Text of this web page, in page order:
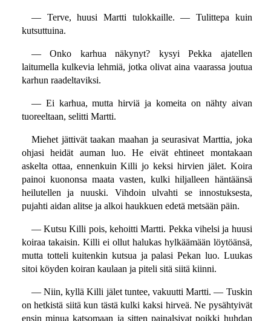
— Terve, huusi Martti tulokkaille. — Tulittepa kuin
kutsuttuina.
— Onko karhua näkynyt? kysyi Pekka ajatellen
laitumella kulkevia lehmiä, jotka olivat aina vaarassa joutua
karhun raadeltaviksi.
— Ei karhua, mutta hirviä ja komeita on nähty aivan
tuoreeltaan, selitti Martti.
Miehet jättivät taakan maahan ja seurasivat Marttia, joka
ohjasi heidät auman luo. He eivät ehtineet montakaan
askelta ottaa, ennenkuin Killi jo keksi hirvien jälet. Koira
painoi kuononsa maata vasten, kulki hiljalleen häntäänsä
heilutellen ja nuuski. Vihdoin ulvahti se innostuksesta,
pujahti aidan alitse ja alkoi haukkuen edetä metsään päin.
— Kutsu Killi pois, kehoitti Martti. Pekka vihelsi ja huusi
koiraa takaisin. Killi ei ollut halukas hylkäämään löytöänsä,
mutta totteli kuitenkin kutsua ja palasi Pekan luo. Luukas
sitoi köyden koiran kaulaan ja piteli sitä siitä kiinni.
— Niin, kyllä Killi jälet tuntee, vakuutti Martti. — Tuskin
on hetkistä siitä kun tästä kulki kaksi hirveä. Ne pysähtyivät
ensin minua katsomaan ja sitten painalsivat poikki huhdan